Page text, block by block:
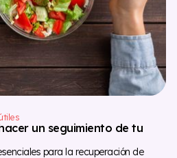
un seguimiento de tu
para la recuperación de